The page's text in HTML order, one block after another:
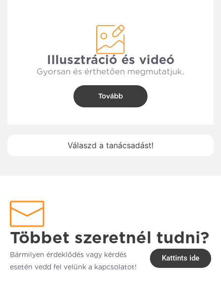
Válaszd a tanácsadást!
Illusztráció és videó
Gyorsan és érthetően megmutatjuk.
Tovább
Többet szeretnél tudni?
Bármilyen érdeklődés vagy kérdés
esetén vedd fel velünk a kapcsolatot!
Kattints ide